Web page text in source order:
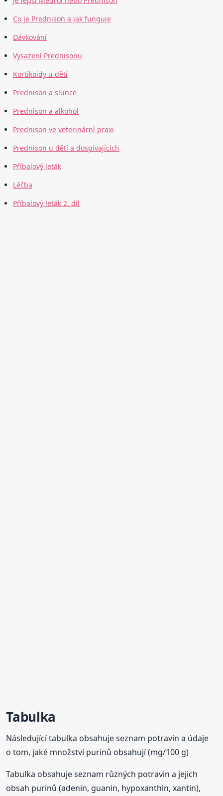
Co je Prednison a jak funguje
Dávkování
Vysazení Prednisonu
Kortikoidy u dětí
Prednison a slunce
Prednison a alkohol
Prednison ve veterinární praxi
Prednison u dětí a dospívajících
Příbalový leták
Léčba
Příbalový leták 2. díl
Tabulka
Následující tabulka obsahuje seznam potravin a údaje
o tom, jaké množství purinů obsahují (mg/100 g)
Tabulka obsahuje seznam různých potravin a jejich
obsah purinů (adenin, guanin, hypoxanthin, xantin),